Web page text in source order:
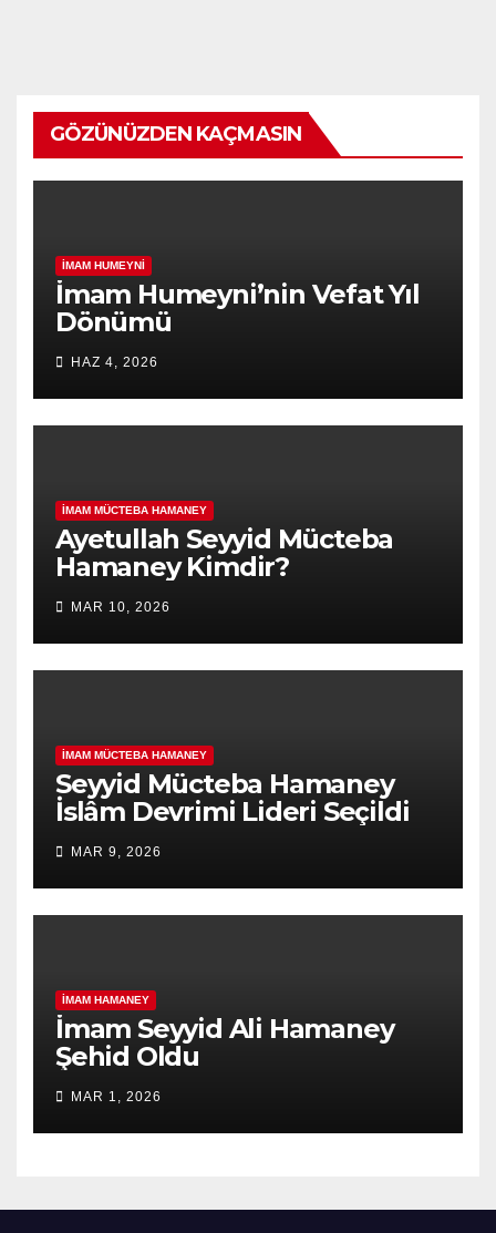
GÖZÜNÜZDEN KAÇMASIN
İMAM HUMEYNI
İmam Humeyni’nin Vefat Yıl
Dönümü
HAZ 4, 2026
İMAM MÜCTEBA HAMANEY
Ayetullah Seyyid Mücteba
Hamaney Kimdir?
MAR 10, 2026
İMAM MÜCTEBA HAMANEY
Seyyid Mücteba Hamaney
İslâm Devrimi Lideri Seçildi
MAR 9, 2026
İMAM HAMANEY
İmam Seyyid Ali Hamaney
Şehid Oldu
MAR 1, 2026